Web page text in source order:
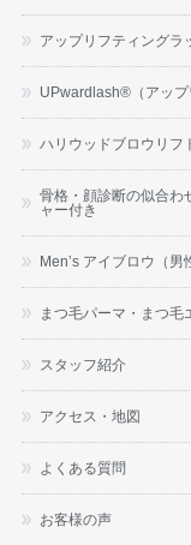
アップリフティングラ
UPwardlash®（アップ
ハリウッドブロウリフ
骨格・顔診断の似合わ
ャー付き
Men’s アイブロウ（男
まつ毛パーマ・まつ毛
スタッフ紹介
アクセス・地図
よくある質問
お客様の声